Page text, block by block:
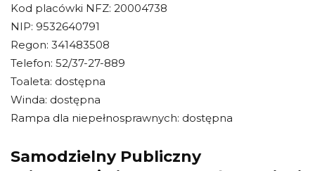
Kod placówki NFZ: 20004738
NIP: 9532640791
Regon: 341483508
Telefon: 52/37-27-889
Toaleta: dostępna
Winda: dostępna
Rampa dla niepełnosprawnych: dostępna
Samodzielny Publiczny